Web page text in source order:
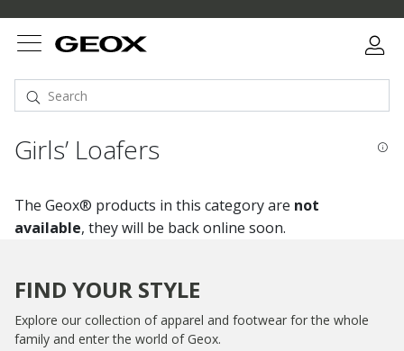
Girls’ Loafers
The Geox® products in this category are not
available, they will be back online soon.
FIND YOUR STYLE
Explore our collection of apparel and footwear for the whole
family and enter the world of Geox.